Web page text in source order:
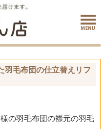
羽毛布団の仕立替えリフ
の羽毛布団の襟元の羽毛